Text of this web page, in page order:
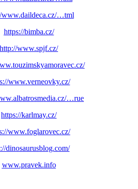
www.daildeca.cz/…tml
https://bimba.cz/
http://www.spjf.cz/
www.verneovky.cz/
…rue
https://karlmay.cz/
www.foglarovec.cz/
dinosaurusblog.com/
www.pravek.info